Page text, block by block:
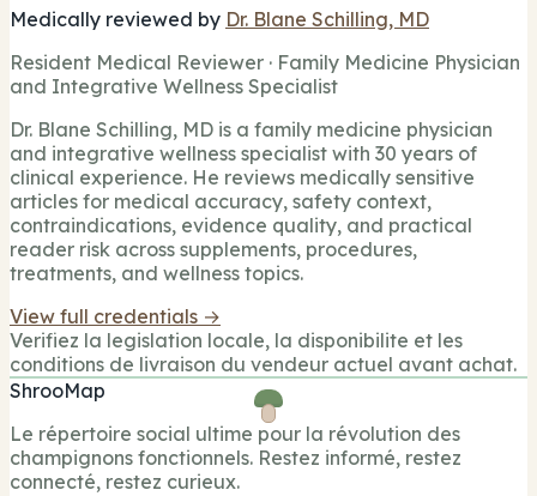
Medically reviewed by Dr. Blane Schilling, MD
Resident Medical Reviewer · Family Medicine Physician
and Integrative Wellness Specialist
Dr. Blane Schilling, MD is a family medicine physician
and integrative wellness specialist with 30 years of
clinical experience. He reviews medically sensitive
articles for medical accuracy, safety context,
contraindications, evidence quality, and practical
reader risk across supplements, procedures,
treatments, and wellness topics.
View full credentials →
Verifiez la legislation locale, la disponibilite et les
conditions de livraison du vendeur actuel avant achat.
ShrooMap
Le répertoire social ultime pour la révolution des
champignons fonctionnels. Restez informé, restez
connecté, restez curieux.